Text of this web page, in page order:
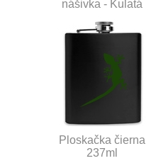
nášivka - Kulatá
Ploskačka čierna
237ml